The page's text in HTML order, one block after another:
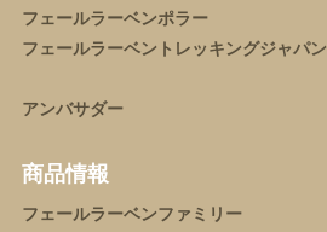
フェールラーベンポラー
フェールラーベントレッキングジャパン
アンバサダー
商品情報
フェールラーベンファミリー